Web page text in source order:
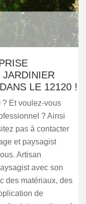
LE 12120 !
Et voulez-vous
? Ainsi
pas à contacter
et paysagist
Artisan
avec son
des matériaux, des
de